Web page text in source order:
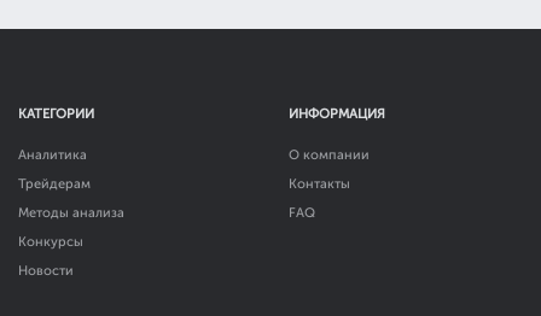
КАТЕГОРИИ
Аналитика
Трейдерам
Методы анализа
Конкурсы
Новости
ИНФОРМАЦИЯ
О компании
Контакты
FAQ